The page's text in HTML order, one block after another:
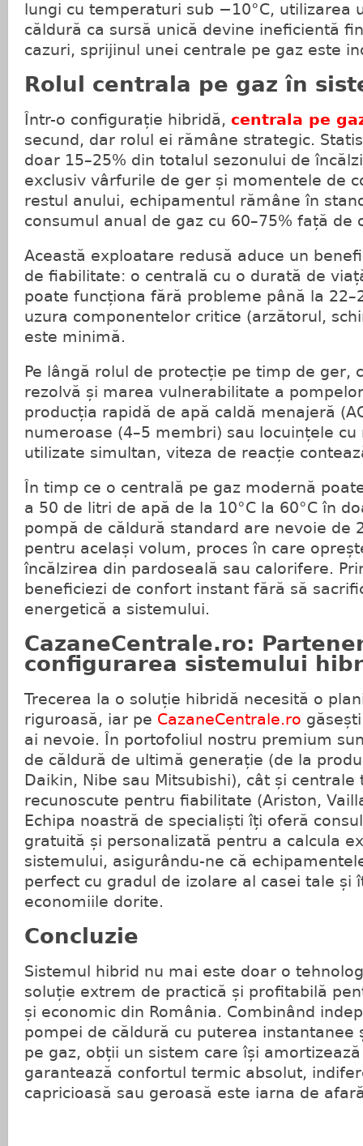
lungi cu temperaturi sub −10°C, utilizarea
căldură ca sursă unică devine ineficientă
cazuri, sprijinul unei centrale pe gaz este
Rolul centrala pe gaz în
Într-o configurație hibridă, centrala pe
secund, dar rolul ei rămâne strategic.
doar 15–25% din totalul sezonului de
exclusiv vârfurile de ger și momentele de
restul anului, echipamentul rămâne în
consumul anual de gaz cu 60–75% față de
Această exploatare redusă aduce un
de fiabilitate: o centrală cu o durată de
poate funcționa fără probleme până la
uzura componentelor critice (arzătorul,
este minimă.
Pe lângă rolul de protecție pe timp de ger,
rezolvă și marea vulnerabilitate a
producția rapidă de apă caldă menajeră
numeroase (4–5 membri) sau locuințele
utilizate simultan, viteza de reacție
În timp ce o centrală pe gaz modernă
a 50 de litri de apă de la 10°C la 60°C în
pompă de căldură standard are nevoie de
pentru același volum, proces în care
încălzirea din pardoseală sau calorifere.
beneficiezi de confort instant fără să
energetică a sistemului.
CazaneCentrale.ro:
configurarea sistemului
Trecerea la o soluție hibridă necesită o
riguroasă, iar pe CazaneCentrale.ro
ai nevoie. În portofoliul nostru premium
de căldură de ultimă generație (de la
Daikin, Nibe sau Mitsubishi), cât și centrale
recunoscute pentru fiabilitate (Ariston,
Echipa noastră de specialiști îți oferă
gratuită și personalizată pentru a calcula
sistemului, asigurându-ne că
perfect cu gradul de izolare al casei tale și
economiile dorite.
Concluzie
Sistemul hibrid nu mai este doar o
soluție extrem de practică și profitabilă
și economic din România. Combinând
pompei de căldură cu puterea instantanee
pe gaz, obții un sistem care își
garantează confortul termic absolut,
capricioasă sau geroasă este iarna de